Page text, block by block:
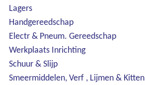
Lagers
Handgereedschap
Electr & Pneum. Gereedschap
Werkplaats Inrichting
Schuur & Slijp
Smeermiddelen, Verf , Lijmen & Kitten